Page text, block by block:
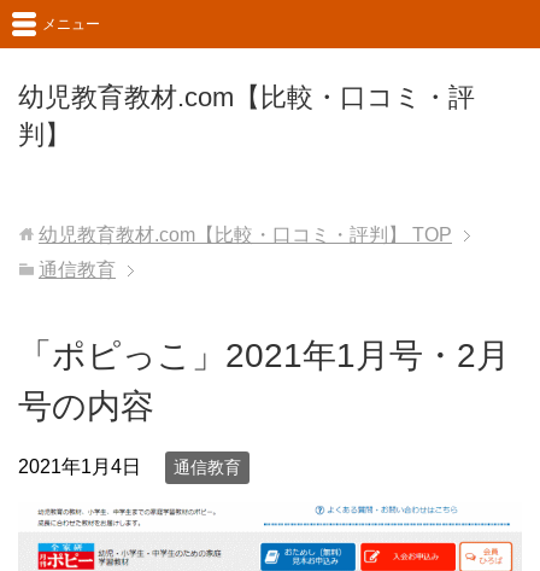
幼児教育教材.com【比較・口コミ・評
判】
メニュー
幼児教育教材.com【比較・口コミ・評判】
TOP
通信教育
「ポピっこ」2021年1月号・2月
号の内容
2021年1月4日 通信教育